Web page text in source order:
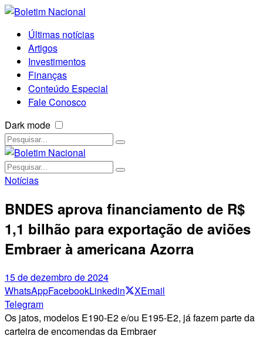
Últimas notícias
Artigos
Investimentos
Finanças
Conteúdo Especial
Fale Conosco
Dark mode
Notícias
BNDES aprova financiamento de R$
1,1 bilhão para exportação de aviões
Embraer à americana Azorra
15 de dezembro de 2024
WhatsAppFacebookLinkedin XEmail
Telegram
Os jatos, modelos E190-E2 e/ou E195-E2, já fazem parte da
carteira de encomendas da Embraer